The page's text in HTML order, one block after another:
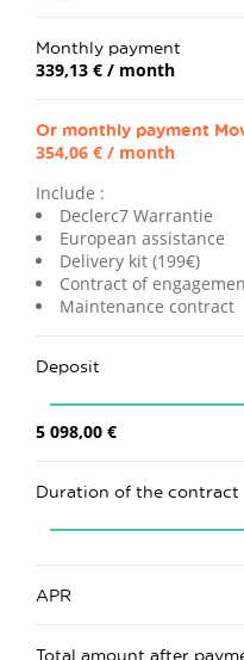
Monthly payment
339,13 € / month
Or monthly payment
354,06 € / month
Include :
Declerc7 Warrantie
European assistance
Delivery kit (199€)
Contract of
Maintenance contract
Deposit
5 098,00 €
Duration of the contract
APR
Total amount after